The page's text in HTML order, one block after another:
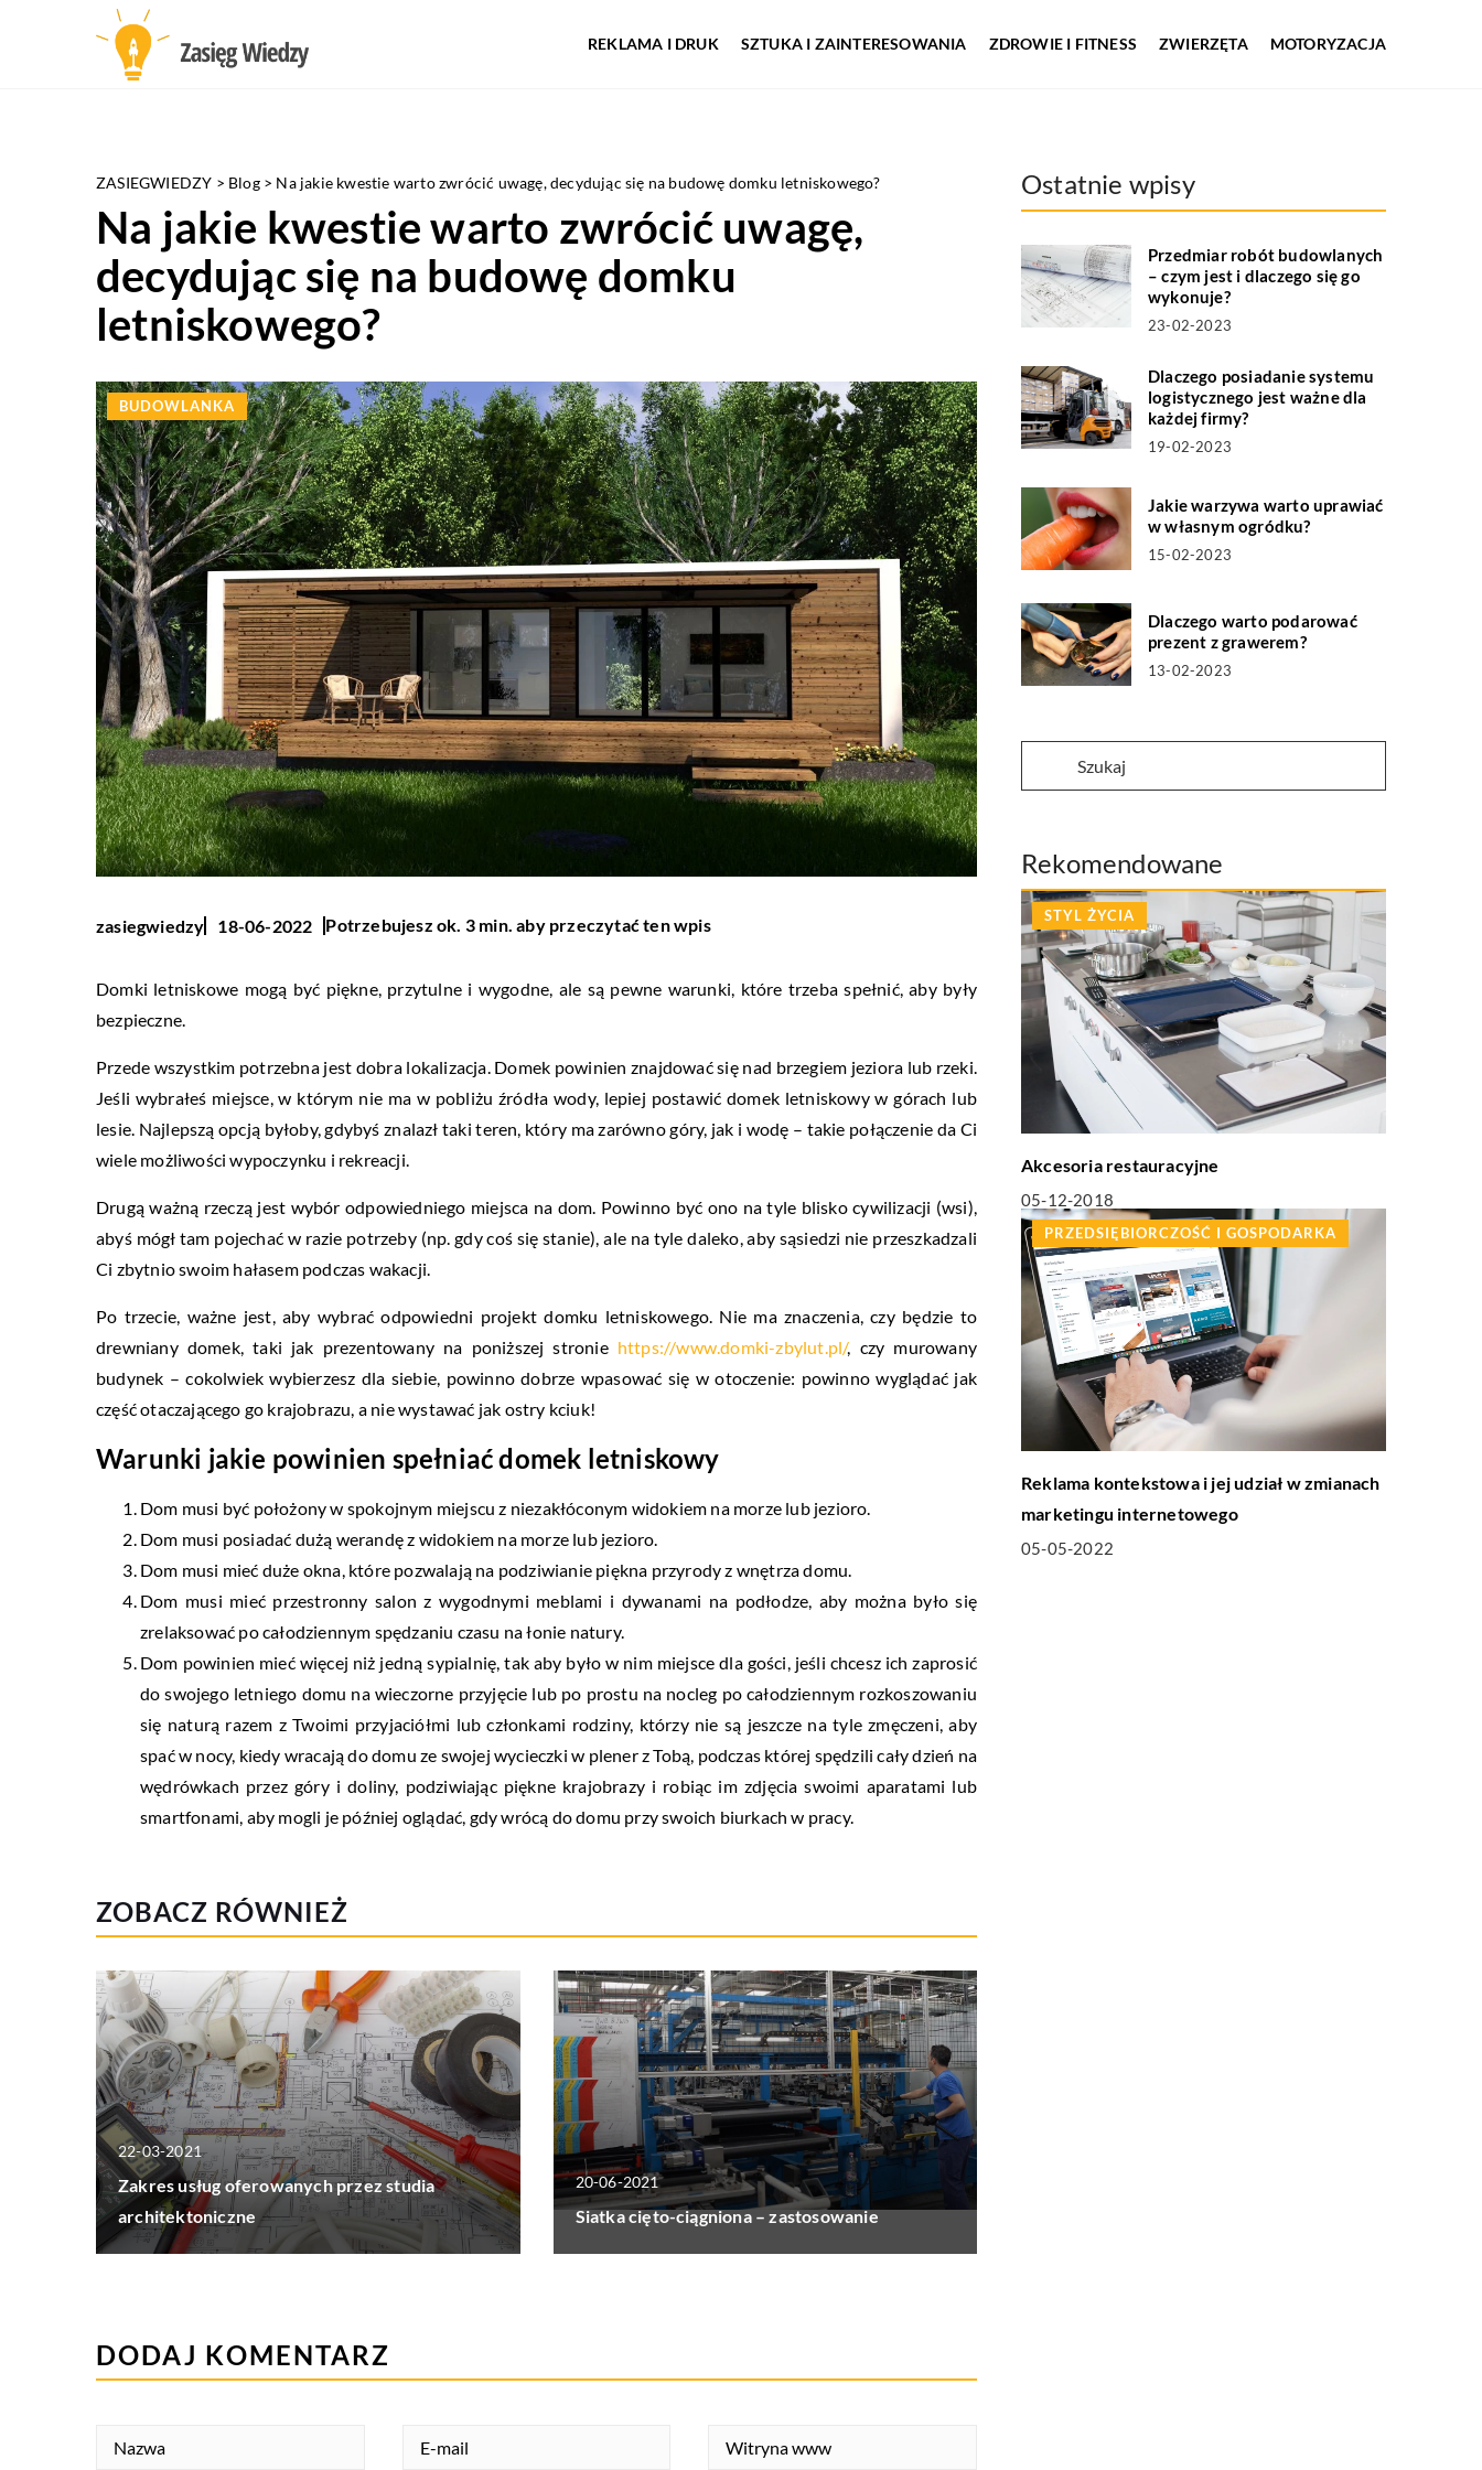
REKLAMA I DRUK SZTUKA I ZAINTERESOWANIA ZDROWIE I FITNESS ZWIERZĘTA MOTORYZACJA
ZASIEGWIEDZY > Blog> Na jakie kwestie warto zwrócić uwagę, decydując się na budowę domku letniskowego?
Na jakie kwestie warto zwrócić uwagę,
decydując się na budowę domku
letniskowego?
BUDOWLANKA
zasiegwiedzy 18-06-2022 Potrzebujesz ok. 3 min. aby przeczytać ten wpis
Domki letniskowe mogą być piękne, przytulne i wygodne, ale są pewne warunki, które trzeba spełnić, aby były
bezpieczne.
Przede wszystkim potrzebna jest dobra lokalizacja. Domek powinien znajdować się nad brzegiem jeziora lub rzeki.
Jeśli wybrałeś miejsce, w którym nie ma w pobliżu źródła wody, lepiej postawić domek letniskowy w górach lub
lesie. Najlepszą opcją byłoby, gdybyś znalazł taki teren, który ma zarówno góry, jak i wodę – takie połączenie da Ci
wiele możliwości wypoczynku i rekreacji.
Drugą ważną rzeczą jest wybór odpowiedniego miejsca na dom. Powinno być ono na tyle blisko cywilizacji (wsi),
abyś mógł tam pojechać w razie potrzeby (np. gdy coś się stanie), ale na tyle daleko, aby sąsiedzi nie przeszkadzali
Ci zbytnio swoim hałasem podczas wakacji.
Po trzecie, ważne jest, aby wybrać odpowiedni projekt domku letniskowego. Nie ma znaczenia, czy będzie to
drewniany domek, taki jak prezentowany na poniższej stronie https://www.domki-zbylut.pl/, czy murowany
budynek – cokolwiek wybierzesz dla siebie, powinno dobrze wpasować się w otoczenie: powinno wyglądać jak
część otaczającego go krajobrazu, a nie wystawać jak ostry kciuk!
Warunki jakie powinien spełniać domek letniskowy
Dom musi być położony w spokojnym miejscu z niezakłóconym widokiem na morze lub jezioro.
Dom musi posiadać dużą werandę z widokiem na morze lub jezioro.
Dom musi mieć duże okna, które pozwalają na podziwianie piękna przyrody z wnętrza domu.
Dom musi mieć przestronny salon z wygodnymi meblami i dywanami na podłodze, aby można było się
zrelaksować po całodziennym spędzaniu czasu na łonie natury.
Dom powinien mieć więcej niż jedną sypialnię, tak aby było w nim miejsce dla gości, jeśli chcesz ich zaprosić
do swojego letniego domu na wieczorne przyjęcie lub po prostu na nocleg po całodziennym rozkoszowaniu
się naturą razem z Twoimi przyjaciółmi lub członkami rodziny, którzy nie są jeszcze na tyle zmęczeni, aby
spać w nocy, kiedy wracają do domu ze swojej wycieczki w plener z Tobą, podczas której spędzili cały dzień na
wędrówkach przez góry i doliny, podziwiając piękne krajobrazy i robiąc im zdjęcia swoimi aparatami lub
smartfonami, aby mogli je później oglądać, gdy wrócą do domu przy swoich biurkach w pracy.
ZOBACZ RÓWNIEŻ
22-03-2021
Zakres usług oferowanych przez studia
architektoniczne
20-06-2021
Siatka cięto-ciągniona – zastosowanie
Ostatnie wpisy
Przedmiar robót budowlanych
– czym jest i dlaczego się go
wykonuje?
23-02-2023
Dlaczego posiadanie systemu
logistycznego jest ważne dla
każdej firmy?
19-02-2023
Jakie warzywa warto uprawiać
w własnym ogródku?
15-02-2023
Dlaczego warto podarować
prezent z grawerem?
13-02-2023
Rekomendowane
STYL ŻYCIA
Akcesoria restauracyjne
05-12-2018
PRZEDSIĘBIORCZOŚĆ I GOSPODARKA
Reklama kontekstowa i jej udział w zmianach
marketingu internetowego
05-05-2022
DODAJ KOMENTARZ